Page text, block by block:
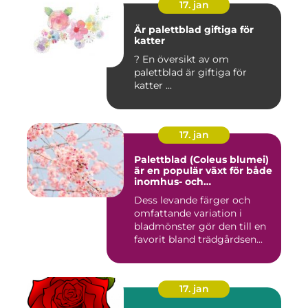
17. jan
Är palettblad giftiga för
katter
? En översikt av om
palettblad är giftiga för
katter ...
17. jan
Palettblad (Coleus blumei)
är en populär växt för både
inomhus- och
Dess levande färger och
omfattande variation i
bladmönster gör den till en
favorit bland trädgårdsen...
17. jan